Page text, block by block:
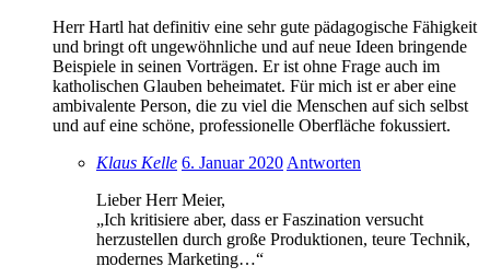
Herr Hartl hat definitiv eine sehr gute pädagogische Fähigkeit
und bringt oft ungewöhnliche und auf neue Ideen bringende
Beispiele in seinen Vorträgen. Er ist ohne Frage auch im
katholischen Glauben beheimatet. Für mich ist er aber eine
ambivalente Person, die zu viel die Menschen auf sich selbst
und auf eine schöne, professionelle Oberfläche fokussiert.
Klaus Kelle 6. Januar 2020 Antworten
Lieber Herr Meier,
„Ich kritisiere aber, dass er Faszination versucht
herzustellen durch große Produktionen, teure Technik,
modernes Marketing…“